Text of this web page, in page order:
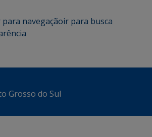
para navegaçãoir para busca
Grosso do Sul